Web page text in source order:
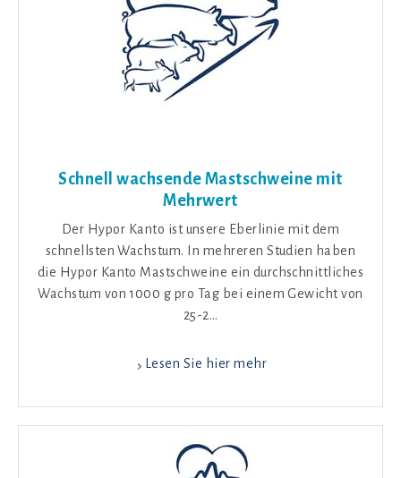
Schnell wachsende Mastschweine mit
Mehrwert
Der Hypor Kanto ist unsere Eberlinie mit dem
schnellsten Wachstum. In mehreren Studien haben
die Hypor Kanto Mastschweine ein durchschnittliches
Wachstum von 1000 g pro Tag bei einem Gewicht von
25-2…
Lesen Sie hier mehr